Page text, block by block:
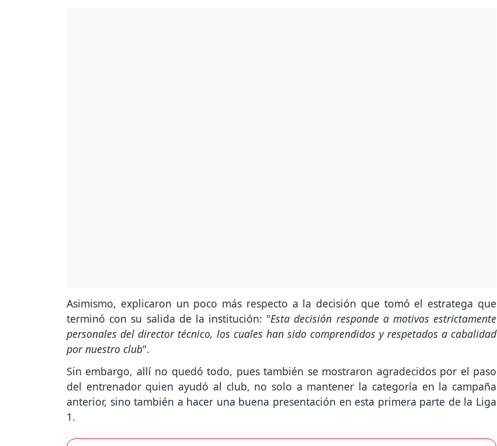
Asimismo, explicaron un poco más respecto a la decisión que tomó el estratega que
terminó con su salida de la institución: "Esta decisión responde a motivos estrictamente
personales del director técnico, los cuales han sido comprendidos y respetados a cabalidad
por nuestro club".
Sin embargo, allí no quedó todo, pues también se mostraron agradecidos por el paso
del entrenador quien ayudó al club, no solo a mantener la categoría en la campaña
anterior, sino también a hacer una buena presentación en esta primera parte de la Liga
1.